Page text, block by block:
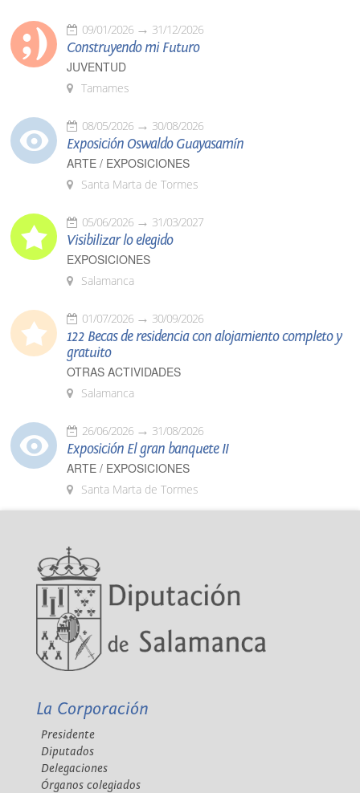
09/01/2026 31/12/2026
Construyendo mi Futuro
JUVENTUD
Tamames
08/05/2026 30/08/2026
Exposición Oswaldo Guayasamín
ARTE / EXPOSICIONES
Santa Marta de Tormes
05/06/2026 31/03/2027
Visibilizar lo elegido
EXPOSICIONES
Salamanca
01/07/2026 30/09/2026
122 Becas de residencia con alojamiento completo y
gratuito
OTRAS ACTIVIDADES
Salamanca
26/06/2026 31/08/2026
Exposición El gran banquete II
ARTE / EXPOSICIONES
Santa Marta de Tormes
La Corporación
Presidente
Diputados
Delegaciones
Órganos colegiados